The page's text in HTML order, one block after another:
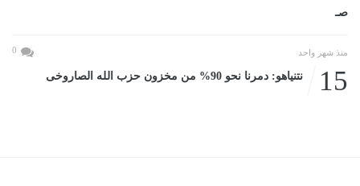
صـ
منذ شهر واحد 0
15 نتنياهو: دمرنا نحو 90% من مخزون حزب الله الصاروخى